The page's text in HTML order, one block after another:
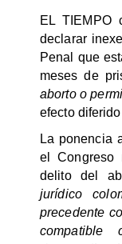
EL TIEMPO
declarar
Penal que
meses de
aborto o
efecto
La ponencia
el Congreso
delito del
jurídico
precedente